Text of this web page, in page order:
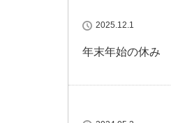
2025.12.1
年末年始の休み